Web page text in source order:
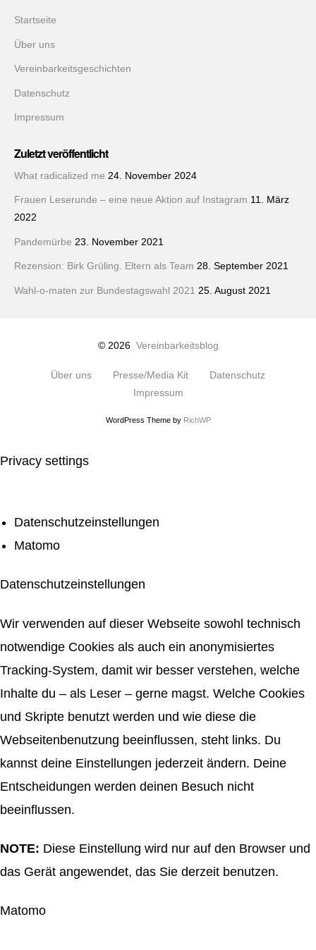
Startseite
Über uns
Vereinbarkeitsgeschichten
Datenschutz
Impressum
Zuletzt veröffentlicht
What radicalized me 24. November 2024
Frauen Leserunde – eine neue Aktion auf Instagram 11. März
2022
Pandemürbe 23. November 2021
Rezension: Birk Grüling. Eltern als Team 28. September 2021
Wahl-o-maten zur Bundestagswahl 2021 25. August 2021
© 2026 Vereinbarkeitsblog
Über uns Presse/Media Kit
Datenschutz
Impressum
WordPress Theme by RichWP
Privacy settings
Datenschutzeinstellungen
Matomo
Datenschutzeinstellungen
Wir verwenden auf dieser Webseite sowohl technisch
notwendige Cookies als auch ein anonymisiertes
Tracking-System, damit wir besser verstehen, welche
Inhalte du – als Leser – gerne magst. Welche Cookies
und Skripte benutzt werden und wie diese die
Webseitenbenutzung beeinflussen, steht links. Du
kannst deine Einstellungen jederzeit ändern. Deine
Entscheidungen werden deinen Besuch nicht
beeinflussen.
NOTE: Diese Einstellung wird nur auf den Browser und
das Gerät angewendet, das Sie derzeit benutzen.
Matomo